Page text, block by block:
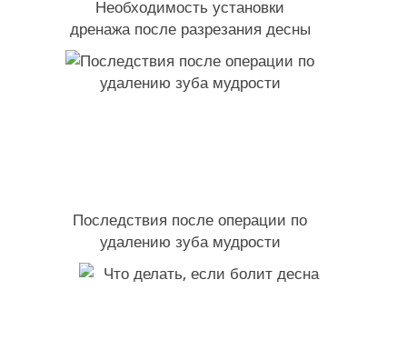
Необходимость установки
дренажа после разрезания десны
Последствия после операции по
удалению зуба мудрости